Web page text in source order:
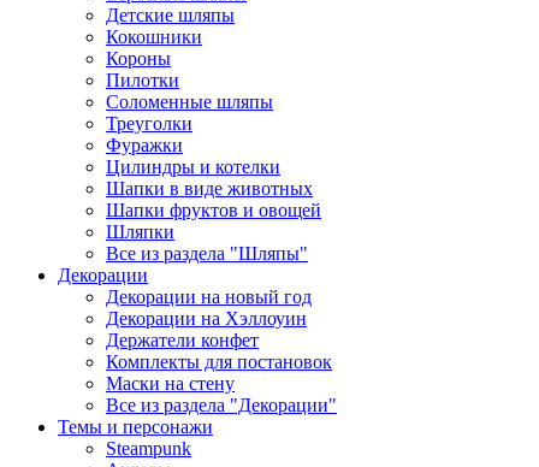
Детские шляпы
Кокошники
Короны
Пилотки
Соломенные шляпы
Треуголки
Фуражки
Цилиндры и котелки
Шапки в виде животных
Шапки фруктов и овощей
Шляпки
Все из раздела "Шляпы"
Декорации
Декорации на новый год
Декорации на Хэллоуин
Держатели конфет
Комплекты для постановок
Маски на стену
Все из раздела "Декорации"
Темы и персонажи
Steampunk